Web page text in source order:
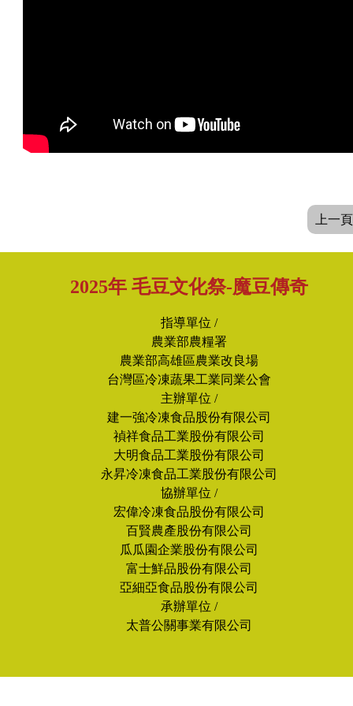
上一頁
2025年 毛豆文化祭-魔豆傳奇
指導單位 /
農業部農糧署
農業部高雄區農業改良場
台灣區冷凍蔬果工業同業公會
主辦單位 /
建一強冷凍食品股份有限公司
禎祥食品工業股份有限公司
大明食品工業股份有限公司
永昇冷凍食品工業股份有限公司
協辦單位 /
宏偉冷凍食品股份有限公司
百賢農產股份有限公司
瓜瓜園企業股份有限公司
富士鮮品股份有限公司
亞細亞食品股份有限公司
承辦單位 /
太普公關事業有限公司